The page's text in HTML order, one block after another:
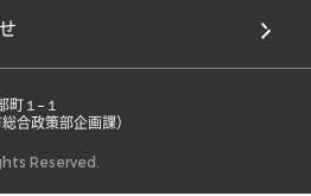
合政策部企画課）
Reserved.